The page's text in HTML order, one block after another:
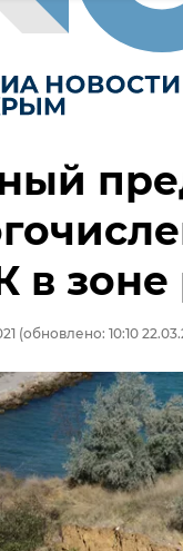
в зоне
(обновлено: 10:10